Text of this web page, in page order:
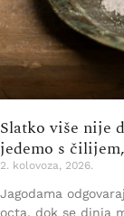
Slatko više nije
jedemo s
2. kolovoza, 2026.
Jagodama
octa, dok se dinja